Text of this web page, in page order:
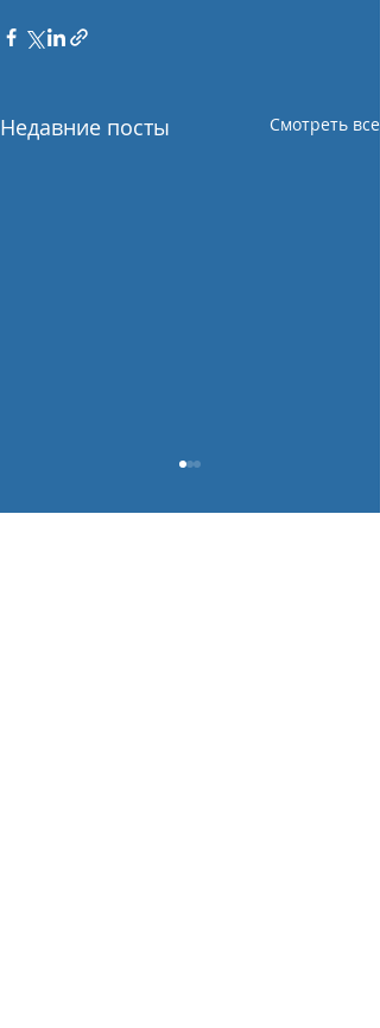
Недавние посты Смотреть все